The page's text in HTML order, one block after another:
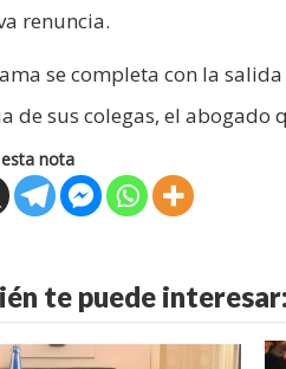
renuncia.
se completa con la
de sus colegas, el
nota
te puede interesar: